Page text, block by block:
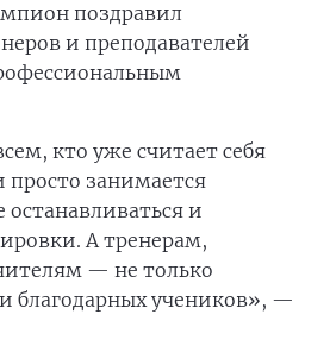
поздравил
и преподавателей
кто уже считает себя
занимается
и
А тренерам,
— не только
благодарных учеников», —